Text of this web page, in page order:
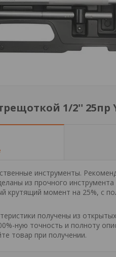
1/2'' 25пр
инструменты.
из прочного
крутящий момент на 25%, с
получены из
ную точность и полноту
товар при получении.